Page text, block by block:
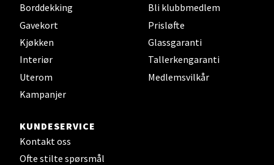
Borddekking
Gavekort
Kjøkken
Interiør
Uterom
Kampanjer
Bli klubbmedlem
Prisløfte
Glassgaranti
Tallerkengaranti
Medlemsvilkår
KUNDESERVICE
Kontakt oss
Ofte stilte spørsmål
0 i butikk
Åpent i dag 10-17